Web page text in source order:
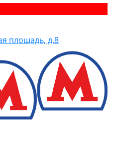
площадь, д.8